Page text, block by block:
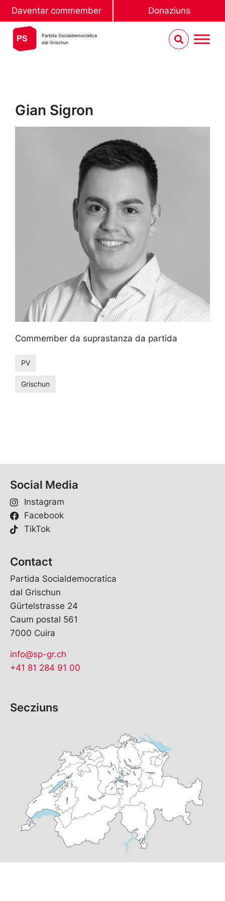
Daventar commember Donaziuns
Partida Socialdemocratica
dal Grischun
Gian Sigron
Commember da suprastanza da partida
PV
Grischun
Social Media
Instagram
Facebook
TikTok
Contact
Partida Socialdemocratica
dal Grischun
Gürtelstrasse 24
Caum postal 561
7000 Cuira
info@sp-gr.ch
+41 81 284 91 00
Secziuns